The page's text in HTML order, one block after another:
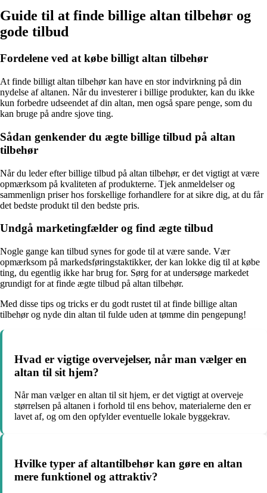
Guide til at finde billige altan tilbehør og
gode tilbud
Fordelene ved at købe billigt altan tilbehør
At finde billigt altan tilbehør kan have en stor indvirkning på din
nydelse af altanen. Når du investerer i billige produkter, kan du ikke
kun forbedre udseendet af din altan, men også spare penge, som du
kan bruge på andre sjove ting.
Sådan genkender du ægte billige tilbud på altan
tilbehør
Når du leder efter billige tilbud på altan tilbehør, er det vigtigt at være
opmærksom på kvaliteten af produkterne. Tjek anmeldelser og
sammenlign priser hos forskellige forhandlere for at sikre dig, at du får
det bedste produkt til den bedste pris.
Undgå marketingfælder og find ægte tilbud
Nogle gange kan tilbud synes for gode til at være sande. Vær
opmærksom på markedsføringstaktikker, der kan lokke dig til at købe
ting, du egentlig ikke har brug for. Sørg for at undersøge markedet
grundigt for at finde ægte tilbud på altan tilbehør.
Med disse tips og tricks er du godt rustet til at finde billige altan
tilbehør og nyde din altan til fulde uden at tømme din pengepung!
Hvad er vigtige overvejelser, når man vælger en
altan til sit hjem?
Når man vælger en altan til sit hjem, er det vigtigt at overveje
størrelsen på altanen i forhold til ens behov, materialerne den er
lavet af, og om den opfylder eventuelle lokale byggekrav.
Hvilke typer af altantilbehør kan gøre en altan
mere funktionel og attraktiv?